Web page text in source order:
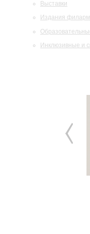
Выставки
Издания
Инклюзивные и